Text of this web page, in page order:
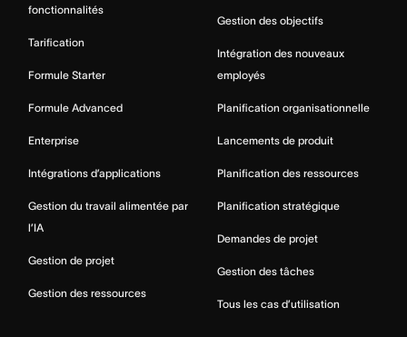
fonctionnalités
Tarification
Formule Starter
Formule Advanced
Enterprise
Intégrations d’applications
Gestion du travail alimentée par
l’IA
Gestion de projet
Gestion des ressources
Gestion des objectifs
Intégration des nouveaux
employés
Planification organisationnelle
Lancements de produit
Planification des ressources
Planification stratégique
Demandes de projet
Gestion des tâches
Tous les cas d’utilisation